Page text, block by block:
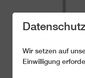
Wir setzen auf
Einwilligung